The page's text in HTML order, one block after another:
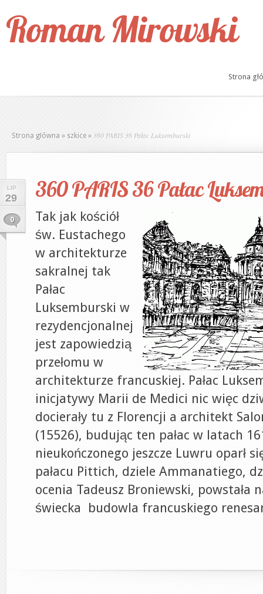
Roman Mirowski
Strona
Strona główna » szkice » 360 PARIS 36 Pałac Luksemburski
LIP
29
0
360 PARIS 36 Pałac
Tak jak kościół
św. Eustachego
w architekturze
sakralnej tak
Pałac
Luksemburski w
rezydencjonalnej
jest zapowiedzią
przełomu w
architekturze francuskiej. Pałac
inicjatywy Marii de Medici nic więc
docierały tu z Florencji a architekt
(15526), budując ten pałac w latach
nieukończonego jeszcze Luwru oparł
pałacu Pittich, dziele Ammanatiego,
ocenia Tadeusz Broniewski, powstała
świecka budowla francuskiego